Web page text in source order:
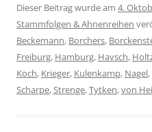
Dieser Beitrag wurde am 4.
Stammfolgen & Ahnenreihen
Beckemann, Borchers,
Freiburg, Hamburg, Havsch,
Koch, Krieger, Kulenkamp, Nagel,
Scharpe,Strenge,Tytken,von